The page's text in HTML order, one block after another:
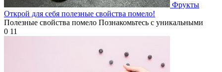
Фрукты
Открой для себя полезные свойства помело!
Полезные свойства помело Познакомьтесь с уникальными
0 11